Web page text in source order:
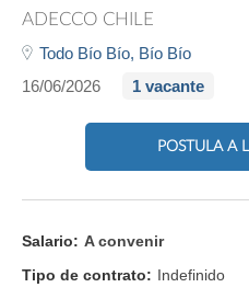
ADECCO CHILE
Todo Bío Bío, Bío Bío
16/06/2026
1 vacante
POSTULA A
Salario: A convenir
Tipo de contrato: Indefinido